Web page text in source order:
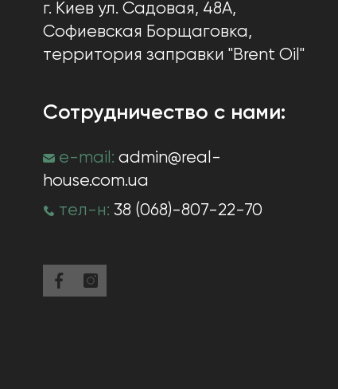
г. Киев ул. Садовая, 48А,
Софиевская Борщаговка,
территория заправки "Brent Oil"
Сотрудничество с нами:
e-mail: admin@real-
house.com.ua
тел-н: 38 (068)-807-22-70